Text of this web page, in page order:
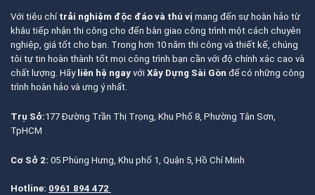
Với tiêu chí trải nghiệm độc đáo và thú vị mang đến sự hoàn hảo từ
khâu tiếp nhận thi công cho đến bàn giao công trình một cách chuyên
nghiệp, giá tốt cho bạn. Trong hơn 10 năm thi công và thiết kế, chúng
tôi tự tin hoàn thành tốt mọi công trình bạn cần với độ chính xác cao và
chất lượng. Hãy liên hệ ngay với Xây Dựng Sài Gòn để có những công
trình hoàn hảo và ưng ý nhất.
Trụ Sở:177 Đường Trần Thị Trọng, Khu Phố 8, Phường Tân Sơn,
TpHCM
Cơ Sở 2: 05 Phùng Hưng, Khu phố 1, Quận 5, Hồ Chí Minh
Hotline: 0961 894 472